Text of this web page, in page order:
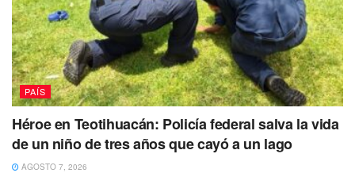
La presidentaClaudia Sheinbaumconfirmó en su
conferencia matutina de este martes 12 de mayo que los
servicios médicos atendieron a seis heridos:
3 trabajadores de Pemex
PAÍS
Héroe en Teotihuacán: Policía federal salva la vida
de un niño de tres años que cayó a un lago
AGOSTO 7, 2026